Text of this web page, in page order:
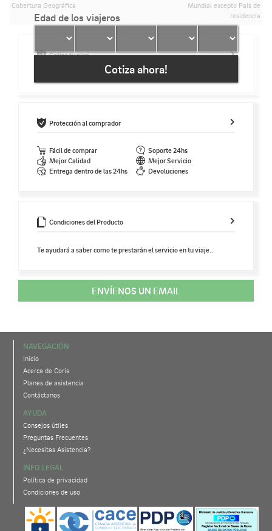
Cobertura Geográfica
Mundial excepto País de
residencia
Cotiza tu plan
Edad de los viajeros
Cotiza ahora!
Protección al comprador
Fácil de comprar
Soporte 24hs
Mejor Calidad
Mejor Servicio
Entrega dentro de las 24hs
Devoluciones
Condiciones del Producto
Te ayudará a saber como te prestarán el servicio en tu viaje..
ENVÍENOS UN EMAIL
NAVEGACIÓN
Inicio
Acerca de Coris
Planes de asistencia
Contáctanos
AYUDA
Consejos útiles
Preguntas Frecuentes
¿Necesitas Asistencia?
INFO LEGAL
Política de privacidad
Condiciones de uso